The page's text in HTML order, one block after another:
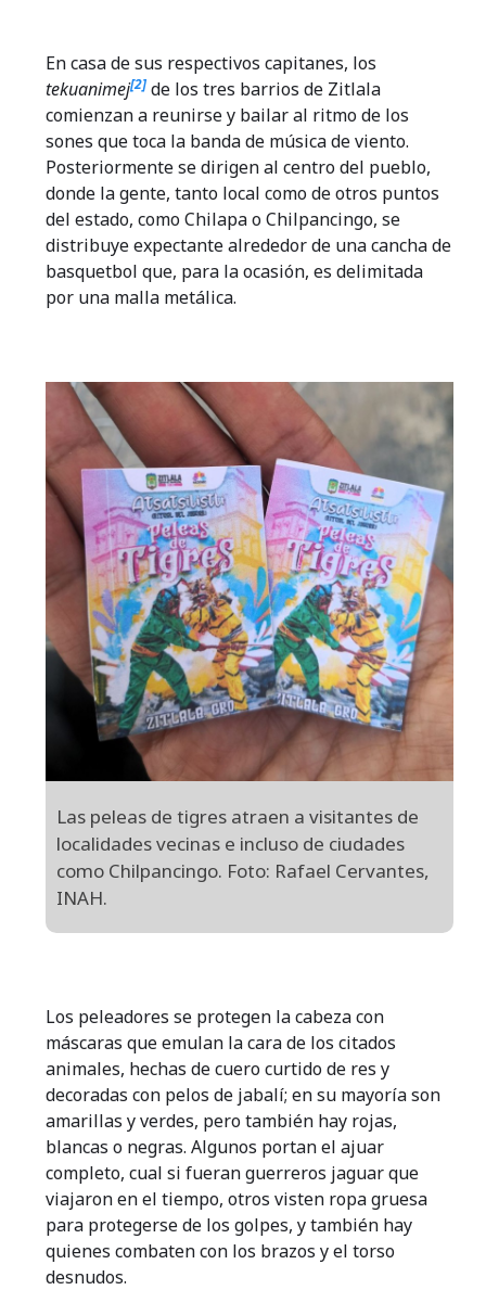
En casa de sus respectivos capitanes, los
tekuanimej[2] de los tres barrios de Zitlala
comienzan a reunirse y bailar al ritmo de los
sones que toca la banda de música de viento.
Posteriormente se dirigen al centro del pueblo,
donde la gente, tanto local como de otros puntos
del estado, como Chilapa o Chilpancingo, se
distribuye expectante alrededor de una cancha de
basquetbol que, para la ocasión, es delimitada
por una malla metálica.
Las peleas de tigres atraen a visitantes de
localidades vecinas e incluso de ciudades
como Chilpancingo. Foto: Rafael Cervantes,
INAH.
Los peleadores se protegen la cabeza con
máscaras que emulan la cara de los citados
animales, hechas de cuero curtido de res y
decoradas con pelos de jabalí; en su mayoría son
amarillas y verdes, pero también hay rojas,
blancas o negras. Algunos portan el ajuar
completo, cual si fueran guerreros jaguar que
viajaron en el tiempo, otros visten ropa gruesa
para protegerse de los golpes, y también hay
quienes combaten con los brazos y el torso
desnudos.